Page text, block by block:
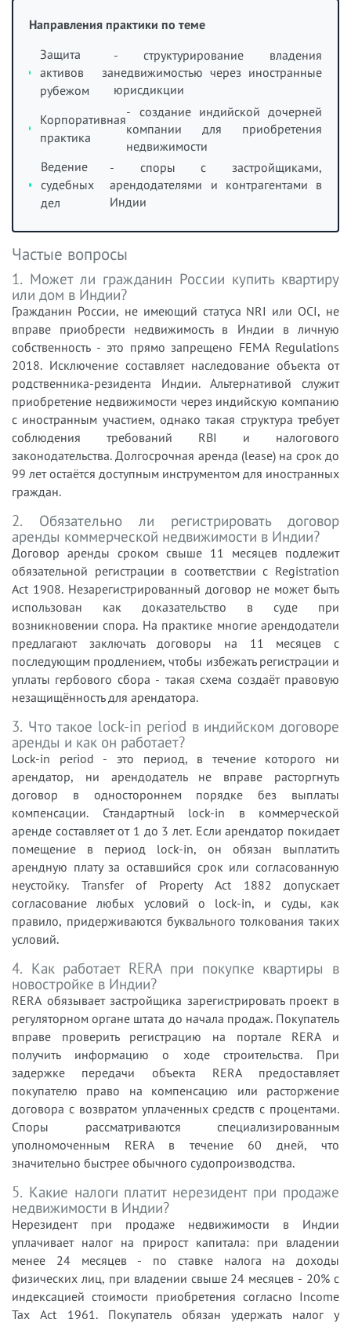
Направления практики по теме
Защита
активов за
рубежом
- структурирование владения
недвижимостью через иностранные
юрисдикции
Корпоративная
практика
- создание индийской дочерней
компании для приобретения
недвижимости
Ведение
судебных
дел
- споры с застройщиками,
арендодателями и контрагентами в
Индии
Частые вопросы
1. Может ли гражданин России купить квартиру
или дом в Индии?
Гражданин России, не имеющий статуса NRI или OCI, не
вправе приобрести недвижимость в Индии в личную
собственность - это прямо запрещено FEMA Regulations
2018. Исключение составляет наследование объекта от
родственника-резидента Индии. Альтернативой служит
приобретение недвижимости через индийскую компанию
с иностранным участием, однако такая структура требует
соблюдения требований RBI и налогового
законодательства. Долгосрочная аренда (lease) на срок до
99 лет остаётся доступным инструментом для иностранных
граждан.
2. Обязательно ли регистрировать договор
аренды коммерческой недвижимости в Индии?
Договор аренды сроком свыше 11 месяцев подлежит
обязательной регистрации в соответствии с Registration
Act 1908. Незарегистрированный договор не может быть
использован как доказательство в суде при
возникновении спора. На практике многие арендодатели
предлагают заключать договоры на 11 месяцев с
последующим продлением, чтобы избежать регистрации и
уплаты гербового сбора - такая схема создаёт правовую
незащищённость для арендатора.
3. Что такое lock-in period в индийском договоре
аренды и как он работает?
Lock-in period - это период, в течение которого ни
арендатор, ни арендодатель не вправе расторгнуть
договор в одностороннем порядке без выплаты
компенсации. Стандартный lock-in в коммерческой
аренде составляет от 1 до 3 лет. Если арендатор покидает
помещение в период lock-in, он обязан выплатить
арендную плату за оставшийся срок или согласованную
неустойку. Transfer of Property Act 1882 допускает
согласование любых условий о lock-in, и суды, как
правило, придерживаются буквального толкования таких
условий.
4. Как работает RERA при покупке квартиры в
новостройке в Индии?
RERA обязывает застройщика зарегистрировать проект в
регуляторном органе штата до начала продаж. Покупатель
вправе проверить регистрацию на портале RERA и
получить информацию о ходе строительства. При
задержке передачи объекта RERA предоставляет
покупателю право на компенсацию или расторжение
договора с возвратом уплаченных средств с процентами.
Споры рассматриваются специализированным
уполномоченным RERA в течение 60 дней, что
значительно быстрее обычного судопроизводства.
5. Какие налоги платит нерезидент при продаже
недвижимости в Индии?
Нерезидент при продаже недвижимости в Индии
уплачивает налог на прирост капитала: при владении
менее 24 месяцев - по ставке налога на доходы
физических лиц, при владении свыше 24 месяцев - 20% с
индексацией стоимости приобретения согласно Income
Tax Act 1961. Покупатель обязан удержать налог у